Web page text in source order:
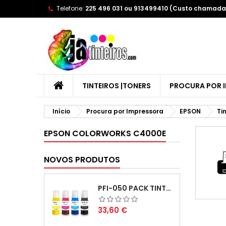
Telefone: 225 496 031 ou 913499410 (Custo
TINTEIROS |TONERS PROCURA POR
Início Procura por Impressora EPSON
EPSON COLORWORKS C4000E
NOVOS PRODUTOS
PFI-050 PACK TINTAS COMPATIVEIS
Preço
33,60 €